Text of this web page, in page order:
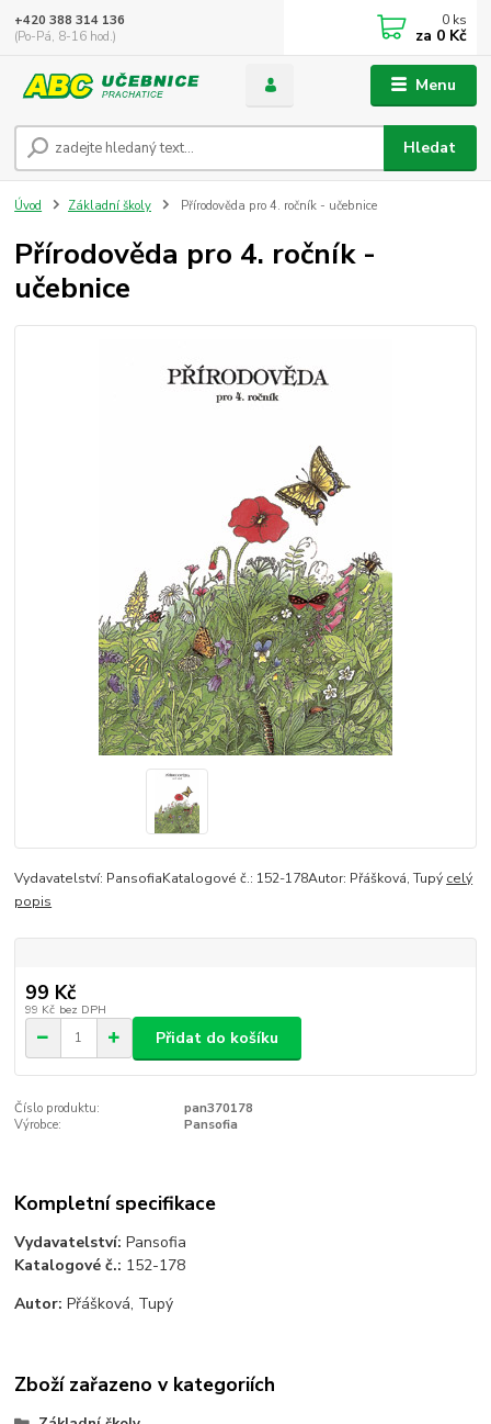
Menu
Hledat
+420 388 314 136
(Po-Pá, 8-16 hod.)
0 ks
za 0 Kč
Úvod Základní školy Přírodověda pro 4. ročník - učebnice
Přírodověda pro 4. ročník -
učebnice
Vydavatelství: PansofiaKatalogové č.: 152-178Autor: Přášková, Tupý celý
popis
99 Kč
99 Kč bez DPH
Přidat do košíku
Číslo produktu:
pan370178
Výrobce:
Pansofia
Kompletní specifikace
Vydavatelství:Pansofia
Katalogové č.: 152-178
Autor: Přášková, Tupý
Zboží zařazeno v kategoriích